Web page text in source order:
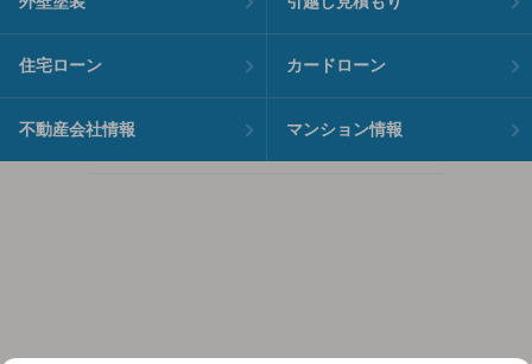
住宅ローン カードローン
不動産会社情報 マンション情報